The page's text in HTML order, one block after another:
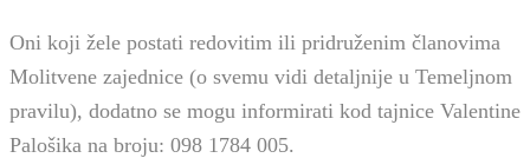
Oni koji žele postati redovitim ili pridruženim članovima
Molitvene zajednice (o svemu vidi detaljnije u Temeljnom
pravilu), dodatno se mogu informirati kod tajnice Valentine
Palošika na broju: 098 1784 005.